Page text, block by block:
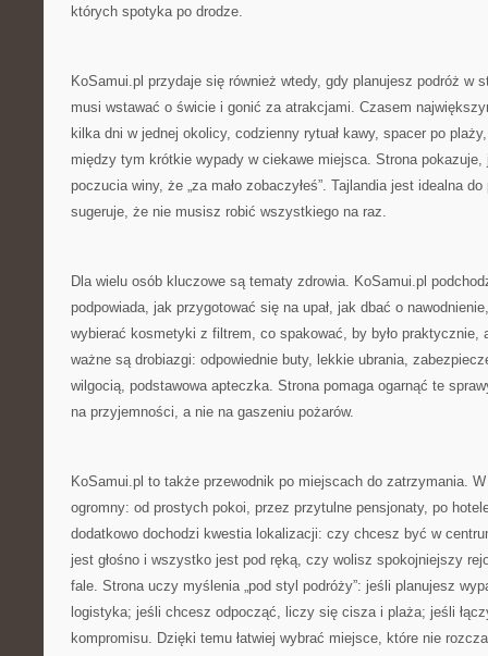
których spotyka po drodze.
KoSamui.pl przydaje się również wtedy, gdy planujesz podróż w
musi wstawać o świcie i gonić za atrakcjami. Czasem
kilka dni w jednej okolicy, codzienny rytuał kawy, spacer po
między tym krótkie wypady w ciekawe miejsca. Strona
poczucia winy, że „za mało zobaczyłeś”. Tajlandia jest idealna
sugeruje, że nie musisz robić wszystkiego na raz.
Dla wielu osób kluczowe są tematy zdrowia. KoSamui.pl
podpowiada, jak przygotować się na upał, jak dbać o
wybierać kosmetyki z filtrem, co spakować, by było praktycznie,
ważne są drobiazgi: odpowiednie buty, lekkie ubrania,
wilgocią, podstawowa apteczka. Strona pomaga ogarnąć te
na przyjemności, a nie na gaszeniu pożarów.
KoSamui.pl to także przewodnik po miejscach do zatrzymania.
ogromny: od prostych pokoi, przez przytulne pensjonaty, po
dodatkowo dochodzi kwestia lokalizacji: czy chcesz być w
jest głośno i wszystko jest pod ręką, czy wolisz spokojniejszy
fale. Strona uczy myślenia „pod styl podróży”: jeśli planujesz
logistyka; jeśli chcesz odpocząć, liczy się cisza i plaża; jeśli
kompromisu. Dzięki temu łatwiej wybrać miejsce, które nie